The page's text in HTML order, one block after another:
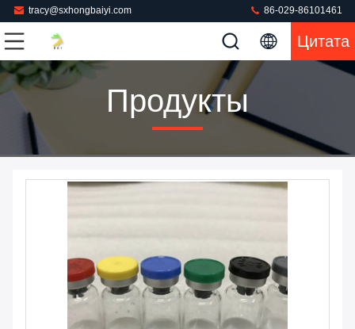
tracy@sxhongbaiyi.com 86-029-86101461
Цитата
Продукты